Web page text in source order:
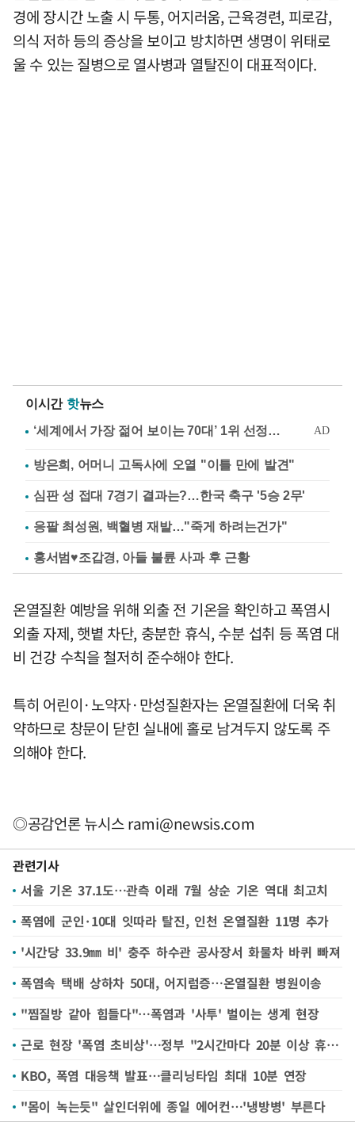
경에 장시간 노출 시 두통, 어지러움, 근육경련, 피로감,
의식 저하 등의 증상을 보이고 방치하면 생명이 위태로
울 수 있는 질병으로 열사병과 열탈진이 대표적이다.
이시간 핫뉴스
방은희, 어머니 고독사에 오열 "이틀 만에 발견"
심판 성 접대 7경기 결과는?…한국 축구 '5승 2무'
응팔 최성원, 백혈병 재발…"죽게 하려는건가"
홍서범♥조갑경, 아들 불륜 사과 후 근황
온열질환 예방을 위해 외출 전 기온을 확인하고 폭염시
외출 자제, 햇볕 차단, 충분한 휴식, 수분 섭취 등 폭염 대
비 건강 수칙을 철저히 준수해야 한다.
특히 어린이·노약자·만성질환자는 온열질환에 더욱 취
약하므로 창문이 닫힌 실내에 홀로 남겨두지 않도록 주
의해야 한다.
◎공감언론 뉴시스rami@newsis.com
관련기사
서울 기온 37.1도…관측 이래 7월 상순 기온 역대 최고치
폭염에 군인·10대 잇따라 탈진, 인천 온열질환 11명 추가
'시간당 33.9㎜ 비' 충주 하수관 공사장서 화물차 바퀴 빠져
폭염속 택배 상하차 50대, 어지럼증…온열질환 병원이송
"찜질방 같아 힘들다"…폭염과 '사투' 벌이는 생계 현장
근로 현장 '폭염 초비상'…정부 "2시간마다 20분 이상 휴식"
KBO, 폭염 대응책 발표…클리닝타임 최대 10분 연장
"몸이 녹는듯" 살인더위에 종일 에어컨…'냉방병' 부른다